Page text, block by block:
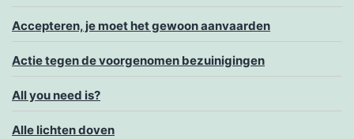
Accepteren, je moet het gewoon aanvaarden
Actie tegen de voorgenomen bezuinigingen
All you need is?
Alle lichten doven